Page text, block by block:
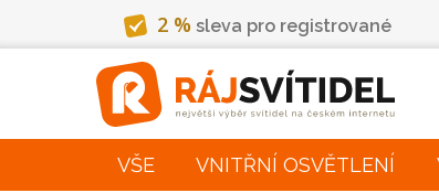
2 % sleva pro registrované
VŠE VNITŘNÍ OSVĚTLENÍ